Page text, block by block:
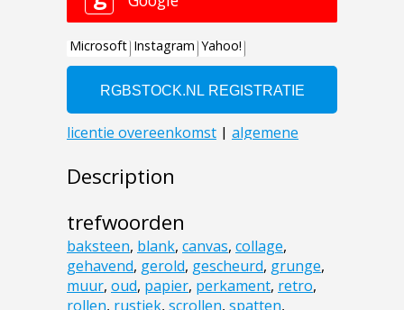
Description
trefwoorden
baksteen, blank, canvas, collage,
gehavend, gerold, gescheurd, grunge,
muur, oud, papier, perkament, retro,
rollen, rustiek, scrollen, spatten,